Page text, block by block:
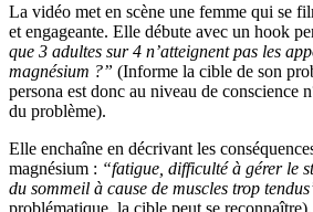
La vidéo met en scène une femme qui se
et engageante. Elle débute avec un hook
que 3 adultes sur 4 n’atteignent pas les
magnésium ?” (Informe la cible de son
persona est donc au niveau de conscience
du problème).
Elle enchaîne en décrivant les
magnésium : “fatigue, difficulté à gérer le
du sommeil à cause de muscles trop
problématique, la cible peut se reconnaître).